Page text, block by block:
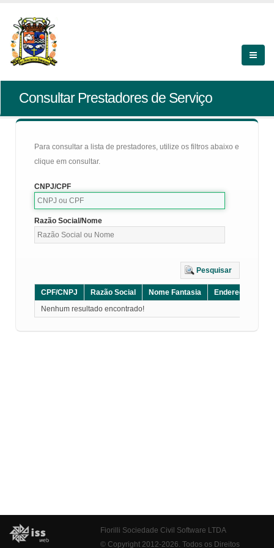
Consultar Prestadores de Serviço
Para consultar a lista de prestadores, utilize os filtros abaixo e
clique em consultar.
CNPJ/CPF
Razão Social/Nome
Pesquisar
CPF/CNPJ Razão Social Nome Fantasia Endereço
Nenhum resultado encontrado!
Fiorilli Sociedade Civil Software LTDA
© Copyright 2012-2026. Todos os Direitos